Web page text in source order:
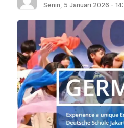
Senin, 5 Januari 2026 -